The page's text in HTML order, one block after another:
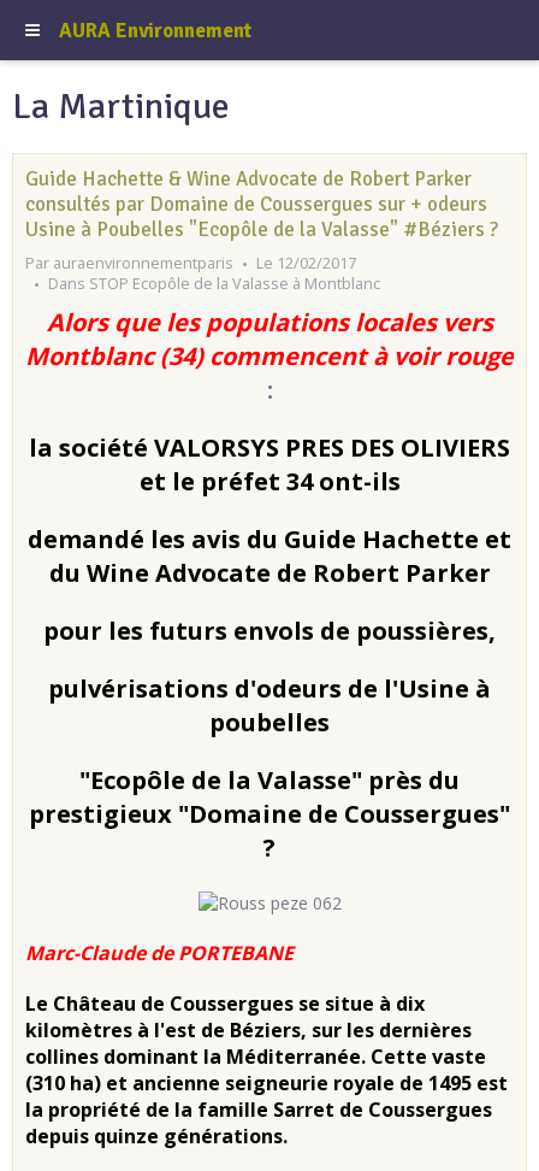
AURA Environnement
La Martinique
Guide Hachette & Wine Advocate de Robert Parker
consultés par Domaine de Coussergues sur + odeurs
Usine à Poubelles "Ecopôle de la Valasse" #Béziers ?
Par auraenvironnementparis
Le 12/02/2017
Dans STOP Ecopôle de la Valasse à Montblanc
Alors que les populations locales vers
Montblanc (34) commencent à voir rouge
:
la société VALORSYS PRES DES OLIVIERS
et le préfet 34 ont-ils
demandé les avis du Guide Hachette et
du Wine Advocate de Robert Parker
pour les futurs envols de poussières,
pulvérisations d'odeurs de l'Usine à
poubelles
"Ecopôle de la Valasse" près du
prestigieux "Domaine de Coussergues"
?
Marc-Claude de PORTEBANE
Le Château de Coussergues se situe à dix
kilomètres à l'est de Béziers, sur les dernières
collines dominant la Méditerranée. Cette vaste
(310 ha) et ancienne seigneurie royale de 1495 est
la propriété de la famille Sarret de Coussergues
depuis quinze générations.